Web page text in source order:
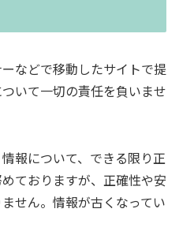
などで移動したサイトで提
いて一切の責任を負いませ
報について、できる限り正
ておりますが、正確性や安
せん。情報が古くなってい